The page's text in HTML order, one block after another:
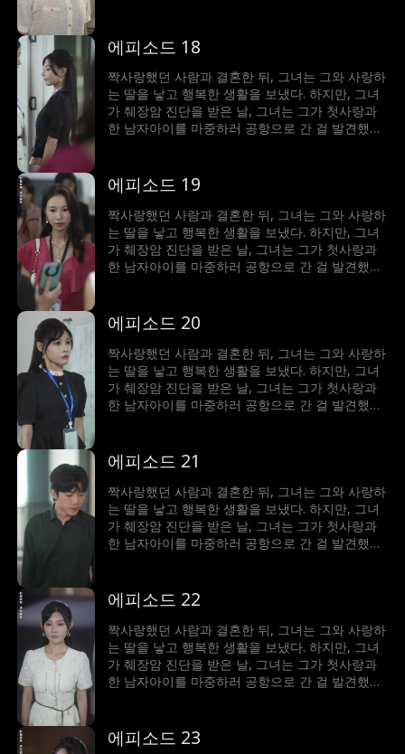
있을지 걱정하게 된다...
에피소드 18
짝사랑했던 사람과 결혼한 뒤, 그녀는 그와 사랑하
는 딸을 낳고 행복한 생활을 보냈다. 하지만, 그녀
가 췌장암 진단을 받은 날, 그녀는 그가 첫사랑과
한 남자아이를 마중하러 공항으로 간 걸 발견했다.
있을지 걱정하게 된다...
에피소드 19
짝사랑했던 사람과 결혼한 뒤, 그녀는 그와 사랑하
는 딸을 낳고 행복한 생활을 보냈다. 하지만, 그녀
가 췌장암 진단을 받은 날, 그녀는 그가 첫사랑과
한 남자아이를 마중하러 공항으로 간 걸 발견했다.
있을지 걱정하게 된다...
에피소드 20
짝사랑했던 사람과 결혼한 뒤, 그녀는 그와 사랑하
는 딸을 낳고 행복한 생활을 보냈다. 하지만, 그녀
가 췌장암 진단을 받은 날, 그녀는 그가 첫사랑과
한 남자아이를 마중하러 공항으로 간 걸 발견했다.
있을지 걱정하게 된다...
에피소드 21
짝사랑했던 사람과 결혼한 뒤, 그녀는 그와 사랑하
는 딸을 낳고 행복한 생활을 보냈다. 하지만, 그녀
가 췌장암 진단을 받은 날, 그녀는 그가 첫사랑과
한 남자아이를 마중하러 공항으로 간 걸 발견했다.
있을지 걱정하게 된다...
에피소드 22
짝사랑했던 사람과 결혼한 뒤, 그녀는 그와 사랑하
는 딸을 낳고 행복한 생활을 보냈다. 하지만, 그녀
가 췌장암 진단을 받은 날, 그녀는 그가 첫사랑과
한 남자아이를 마중하러 공항으로 간 걸 발견했다.
있을지 걱정하게 된다...
에피소드 23